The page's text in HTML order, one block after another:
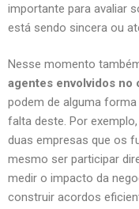
importante para avaliar
está sendo sincera ou
Nesse momento
agentes envolvidos no
podem de alguma
falta deste. Por
duas empresas que os
mesmo ser participar
medir o impacto da
construir acordos